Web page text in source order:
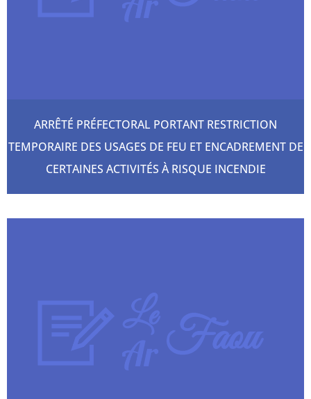
ARRÊTÉ PRÉFECTORAL PORTANT RESTRICTION
TEMPORAIRE DES USAGES DE FEU ET ENCADREMENT DE
CERTAINES ACTIVITÉS À RISQUE INCENDIE